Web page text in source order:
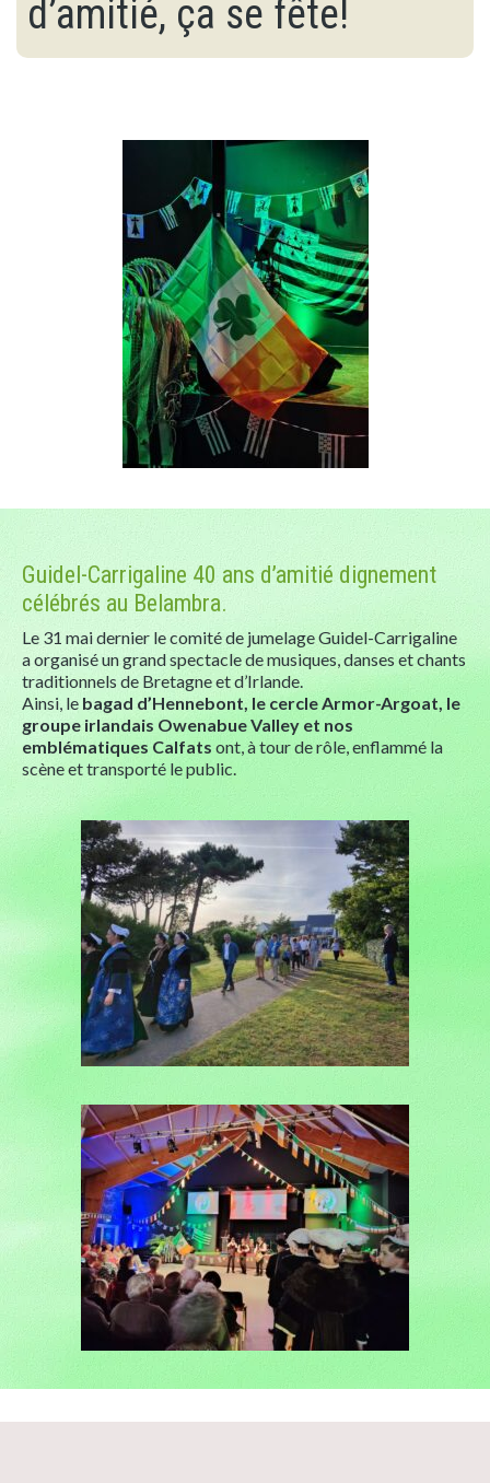
d’amitié, ça se fête!
Guidel-Carrigaline 40 ans d’amitié dignement
célébrés au Belambra.
Le 31 mai dernier le comité de jumelage Guidel-Carrigaline
a organisé un grand spectacle de musiques, danses et chants
traditionnels de Bretagne et d’Irlande.
Ainsi, le bagad d’Hennebont, le cercle Armor-Argoat, le
groupe irlandais Owenabue Valley et nos
emblématiques Calfats ont, à tour de rôle, enflammé la
scène et transporté le public.